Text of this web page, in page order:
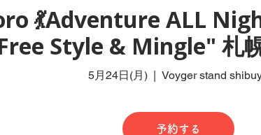
💃Adventure ALL
Style & Mingle" 札
5月24日(月)
  |
Voyger stand
予約する